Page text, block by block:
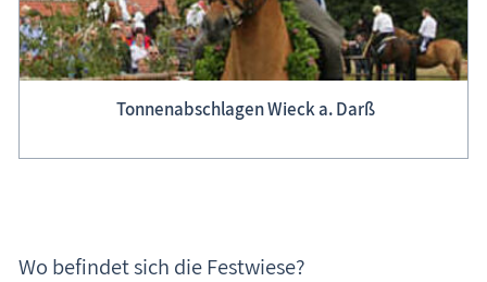
Tonnenabschlagen Wieck a. Darß
Wo befindet sich die Festwiese?